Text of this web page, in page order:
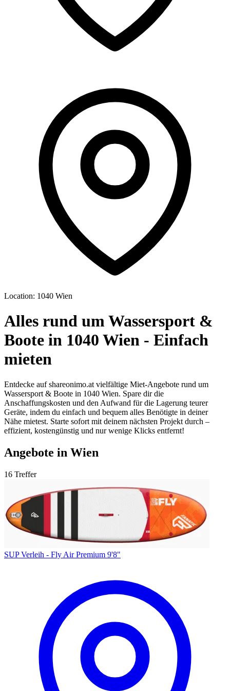
Location: 1040 Wien
Alles rund um Wassersport &
Boote in 1040 Wien - Einfach
mieten
Entdecke auf shareonimo.at vielfältige Miet-Angebote rund um
Wassersport & Boote in 1040 Wien. Spare dir die
Anschaffungskosten und den Aufwand für die Lagerung teurer
Geräte, indem du einfach und bequem alles Benötigte in deiner
Nähe mietest. Starte sofort mit deinem nächsten Projekt durch –
effizient, kostengünstig und nur wenige Klicks entfernt!
Angebote in Wien
16 Treffer
SUP Verleih - Fly Air Premium 9'8"